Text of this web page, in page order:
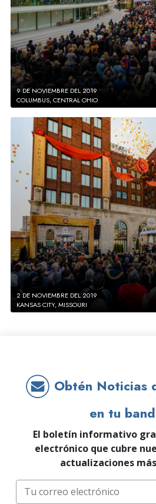
9 DE NOVIEMBRE DEL 2019
COLUMBUS, CENTRAL OHIO
2 DE NOVIEMBRE DEL 2019
KANSAS CITY, MISSOURI
Obtén Noticias
en tu
El boletín informativo
electrónico que cubre
actualizaciones